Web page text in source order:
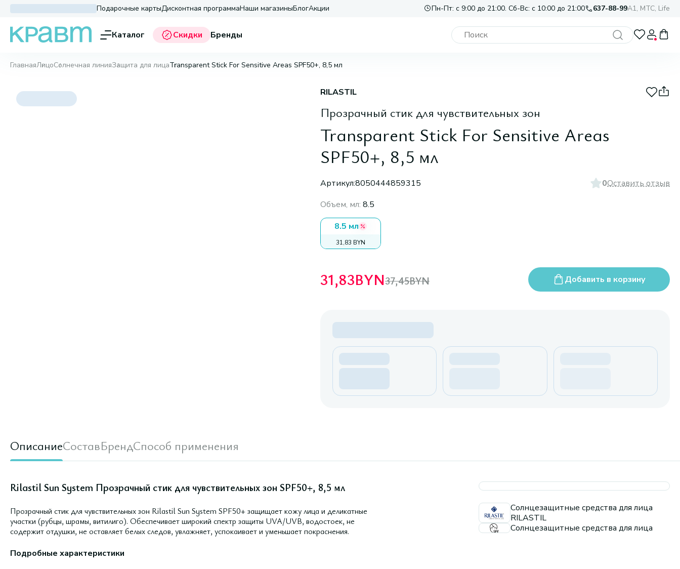
Подарочные картыДисконтная программаНаши магазиныБлогАкции Пн-Пт: с 9:00 до 21:00. Сб-Вс: с 10:00 до 21:00 637-88-99A1, МТС, Life
Каталог Скидки Бренды
ГлавнаяЛицоСолнечная линияЗащита для лицаTransparent Stick For Sensitive Areas SPF50+, 8,5 мл
RILASTIL
Прозрачный стик для чувствительных зон
Transparent Stick For Sensitive Areas
SPF50+, 8,5 мл
Артикул:8050444859315 0Оставить отзыв
Объем, мл: 8.5
8.5 мл
31,83 BYN
31,83BYN37,45BYN Добавить в корзину
ОписаниеСоставБрендСпособ применения
Rilastil Sun System Прозрачный стик для чувствительных зон SPF50+, 8,5 мл
Прозрачный стик для чувствительных зон Rilastil Sun System SPF50+ защищает кожу лица и деликатные
участки (рубцы, шрамы, витилиго). Обеспечивает широкий спектр защиты UVA/UVB, водостоек, не
содержит отдушки, не оставляет белых следов, увлажняет, успокаивает и уменьшает покраснения.
Подробные характеристики
Солнцезащитные средства для лица
RILASTIL
Солнцезащитные средства для лица